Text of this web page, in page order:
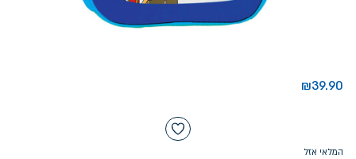
₪39.90
המלאי אזל